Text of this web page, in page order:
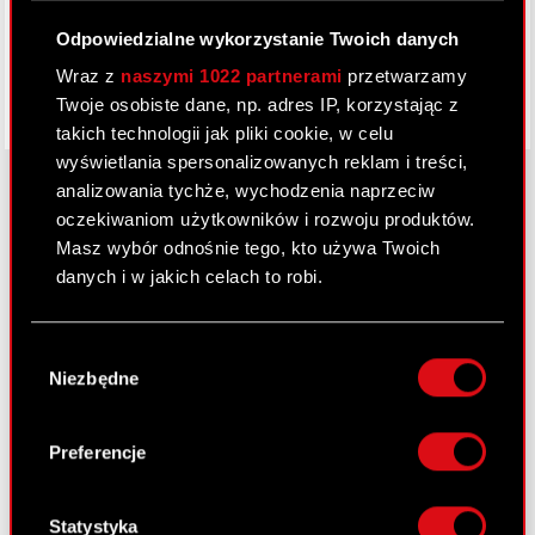
Odpowiedzialne wykorzystanie Twoich danych
Wraz z naszymi 1022 partnerami przetwarzamy
Twoje osobiste dane, np. adres IP, korzystając z
takich technologii jak pliki cookie, w celu
wyświetlania spersonalizowanych reklam i treści,
analizowania tychże, wychodzenia naprzeciw
oczekiwaniom użytkowników i rozwoju produktów.
Masz wybór odnośnie tego, kto używa Twoich
danych i w jakich celach to robi.
lokalizacji geograficznej z dokładnością nawet
Identyfikować Twoje urządzenie, aktywnie
analizując charakteryzującego je zbiory
palca)
zgody
Niezbędne
Preferencje
Statystyka
O CD PROJEKT
Grupa Kapitałowa
Inwestorzy
Kariera